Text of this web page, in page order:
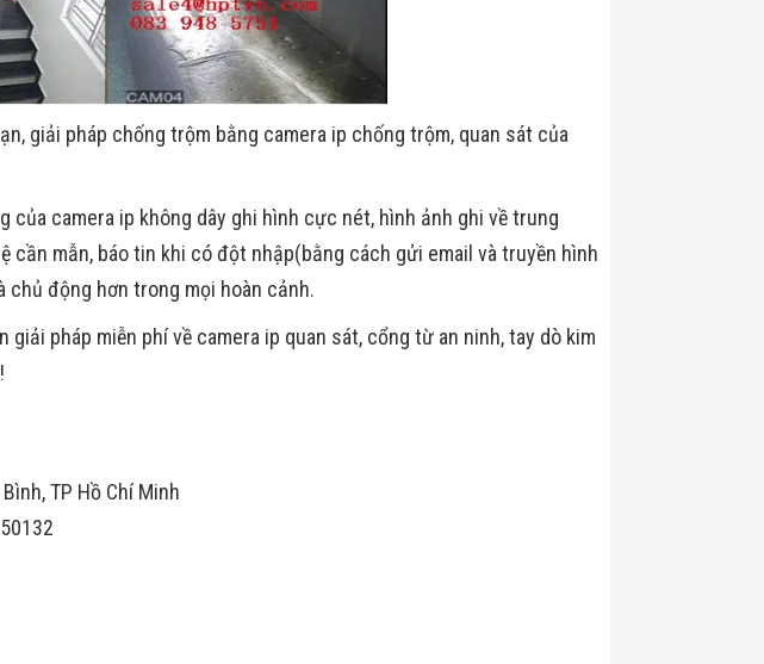
giải pháp chống trộm bằng camera ip chống trộm, quan sát của
của camera ip không dây ghi hình cực nét, hình ảnh ghi về trung
mẫn, báo tin khi có đột nhập(bằng cách gửi email và truyền hình
chủ động hơn trong mọi hoàn cảnh.
pháp miễn phí về camera ip quan sát, cổng từ an ninh, tay dò kim
TP Hồ Chí Minh